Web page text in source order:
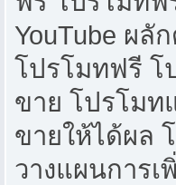
YouTube ผลั
โปรโมทฟรี โ
ขาย โปรโมท
ขายให้ได้ผล
วางแผนการ